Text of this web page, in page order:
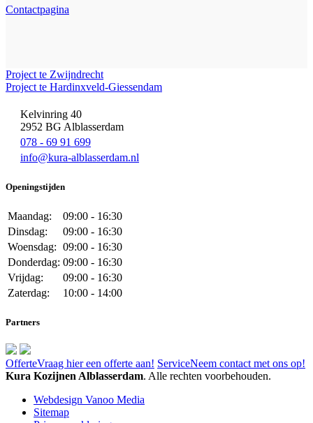
Contactpagina
Project te Zwijndrecht
Project te Hardinxveld-Giessendam
Kelvinring 40
2952 BG Alblasserdam
078 - 69 91 699
info@kura-alblasserdam.nl
Openingstijden
Maandag:
09:00 - 16:30
Dinsdag:
09:00 - 16:30
Woensdag: 09:00 - 16:30
Donderdag: 09:00 - 16:30
Vrijdag:
09:00 - 16:30
Zaterdag:
10:00 - 14:00
Partners
OfferteVraag hier een offerte aan! ServiceNeem contact met ons op!
Kura Kozijnen Alblasserdam. Alle rechten voorbehouden.
Webdesign Vanoo Media
Sitemap